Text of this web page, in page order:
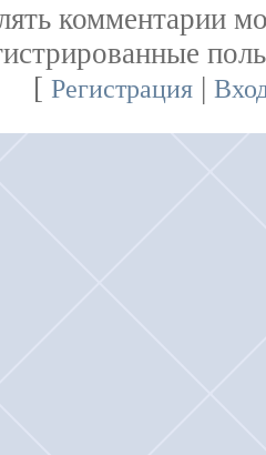
комментарии
[Регистрация |